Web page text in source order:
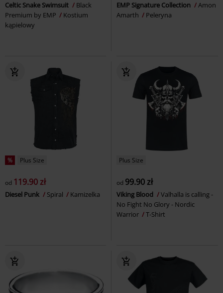
Celtic Snake Swimsuit
Black
Premium by EMP
Kostium
kąpielowy
EMP Signature Collection
Amon
Amarth
Peleryna
% Plus Size
od 119.90 zł
Diesel Punk Spiral Kamizelka
Plus Size
od 99.90 zł
Viking Blood
Valhalla is calling -
No Fight No Glory - Nordic
Warrior
T-Shirt